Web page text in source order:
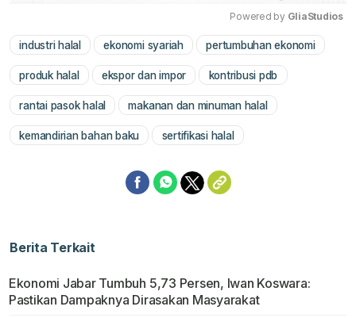
Mute
Powered by GliaStudios
industri halal ekonomi syariah pertumbuhan ekonomi
produk halal ekspor dan impor kontribusi pdb
rantai pasok halal makanan dan minuman halal
kemandirian bahan baku sertifikasi halal
Berita Terkait
Ekonomi Jabar Tumbuh 5,73 Persen, Iwan Koswara:
Pastikan Dampaknya Dirasakan Masyarakat